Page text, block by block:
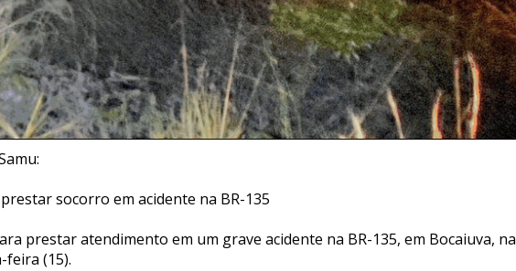
socorro em acidente na BR-135
prestar atendimento em um grave acidente na BR-135, em Bocaiuva, na
feira (15).